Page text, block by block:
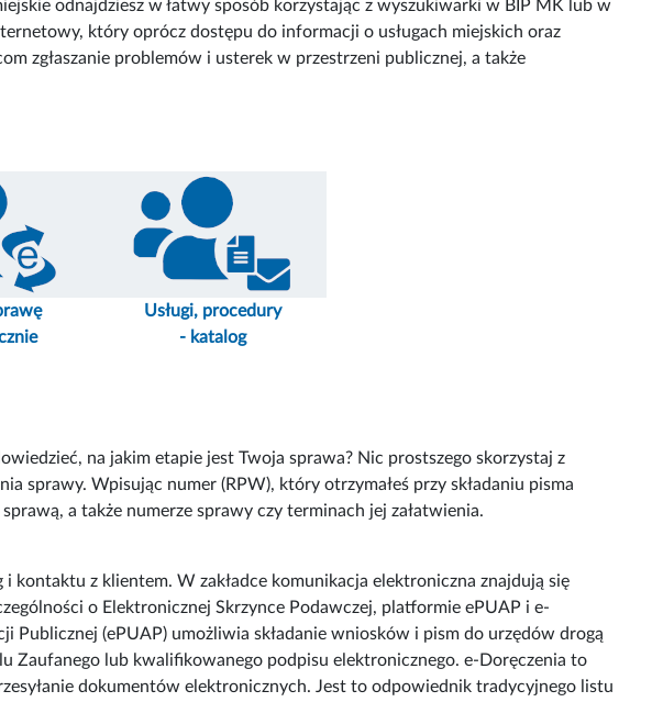
odnajdziesz w łatwy sposób korzystając z wyszukiwarki w BIP MK lub w
który oprócz dostępu do informacji o usługach miejskich oraz
zgłaszanie problemów i usterek w przestrzeni publicznej, a także
Usługi, procedury
- katalog
na jakim etapie jest Twoja sprawa? Nic prostszego skorzystaj z
sprawy. Wpisując numer (RPW), który otrzymałeś przy składaniu pisma
a także numerze sprawy czy terminach jej załatwienia.
kontaktu z klientem. W zakładce komunikacja elektroniczna znajdują się
o Elektronicznej Skrzynce Podawczej, platformie ePUAP i e-
Publicznej (ePUAP) umożliwia składanie wniosków i pism do urzędów drogą
Zaufanego lub kwalifikowanego podpisu elektronicznego. e-Doręczenia to
dokumentów elektronicznych. Jest to odpowiednik tradycyjnego listu